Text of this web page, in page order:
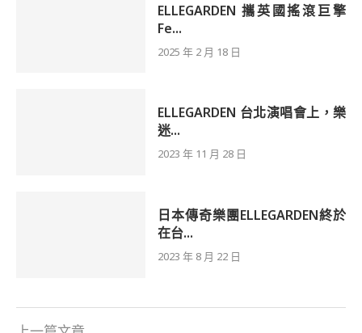
ELLEGARDEN 攜英國搖滾巨擎
Fe...
2025 年 2 月 18 日
ELLEGARDEN 台北演唱會上，樂
迷...
2023 年 11 月 28 日
日本傳奇樂團ELLEGARDEN終於
在台...
2023 年 8 月 22 日